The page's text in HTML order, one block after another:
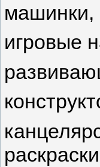
машинки,
игровые